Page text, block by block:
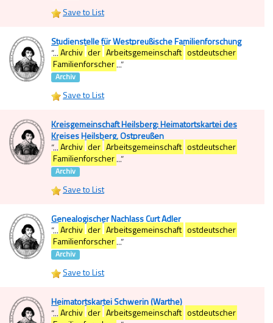
Save to List
Studienstelle für Westpreußische Familienforschung
“...Archiv der Arbeitsgemeinschaft ostdeutscher
Familienforscher...”
Archiv
Save to List
Kreisgemeinschaft Heilsberg: Heimatortskartei des
Kreises Heilsberg, Ostpreußen
“...Archiv der Arbeitsgemeinschaft ostdeutscher
Familienforscher...”
Archiv
Save to List
Genealogischer Nachlass Curt Adler
“...Archiv der Arbeitsgemeinschaft ostdeutscher
Familienforscher...”
Archiv
Save to List
Heimatortskartei Schwerin (Warthe)
“...Archiv der Arbeitsgemeinschaft ostdeutscher